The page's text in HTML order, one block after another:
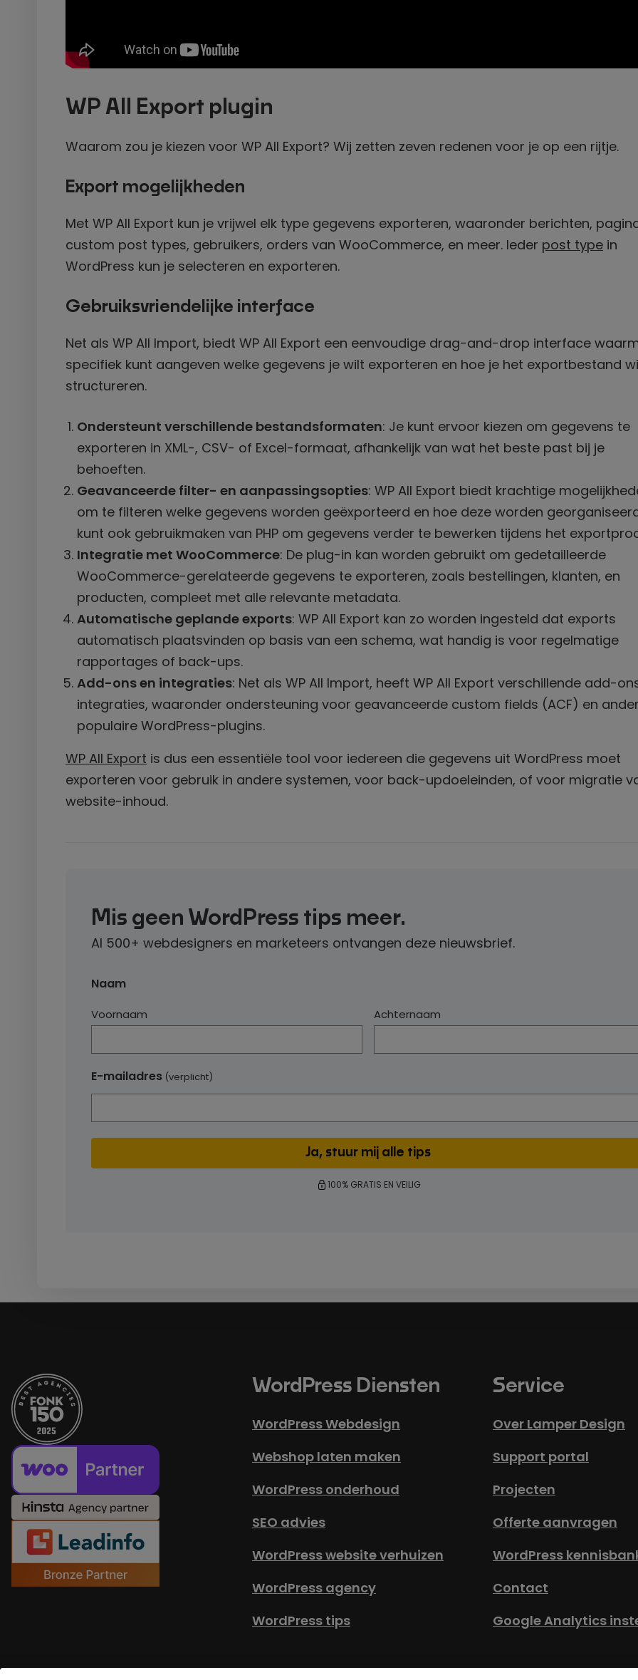
WP All Export plugin
Waarom zou je kiezen voor WP All Export? Wij zetten zeven redenen voor je op een rijtje.
Export mogelijkheden
Met WP All Export kun je vrijwel elk type gegevens exporteren, waaronder berichten,
custom post types, gebruikers, orders van WooCommerce, en meer. Ieder post type in
WordPress kun je selecteren en exporteren.
Gebruiksvriendelijke interface
Net als WP All Import, biedt WP All Export een eenvoudige drag-and-drop interface
specifiek kunt aangeven welke gegevens je wilt exporteren en hoe je het exportbestand
structureren.
Ondersteunt verschillende bestandsformaten: Je kunt ervoor kiezen om gegevens te
exporteren in XML-, CSV- of Excel-formaat, afhankelijk van wat het beste past bij je
behoeften.
Geavanceerde filter- en aanpassingsopties: WP All Export biedt krachtige
om te filteren welke gegevens worden geëxporteerd en hoe deze worden
kunt ook gebruikmaken van PHP om gegevens verder te bewerken tijdens het
Integratie met WooCommerce: De plug-in kan worden gebruikt om gedetailleerde
WooCommerce-gerelateerde gegevens te exporteren, zoals bestellingen, klanten, en
producten, compleet met alle relevante metadata.
Automatische geplande exports: WP All Export kan zo worden ingesteld dat exports
automatisch plaatsvinden op basis van een schema, wat handig is voor regelmatige
rapportages of back-ups.
Add-ons en integraties: Net als WP All Import, heeft WP All Export verschillende add-
integraties, waaronder ondersteuning voor geavanceerde custom fields (ACF) en
populaire WordPress-plugins.
WP All Export is dus een essentiële tool voor iedereen die gegevens uit WordPress moet
exporteren voor gebruik in andere systemen, voor back-updoeleinden, of voor migratie
website-inhoud.
Mis geen WordPress tips meer.
Al 500+ webdesigners en marketeers ontvangen deze nieuwsbrief.
Naam
Voornaam Achternaam
E-mailadres (verplicht)
100% GRATIS EN VEILIG
WordPress Diensten
WordPress Webdesign
Webshop laten maken
WordPress onderhoud
SEO advies
WordPress website verhuizen
WordPress agency
WordPress tips
Service
Over Lamper Design
Support portal
Projecten
Offerte aanvragen
WordPress
Contact
Google Analytics